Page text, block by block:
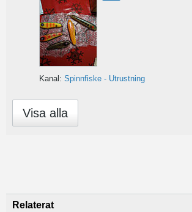
Kanal: Spinnfiske - Utrustning
Visa alla
Relaterat